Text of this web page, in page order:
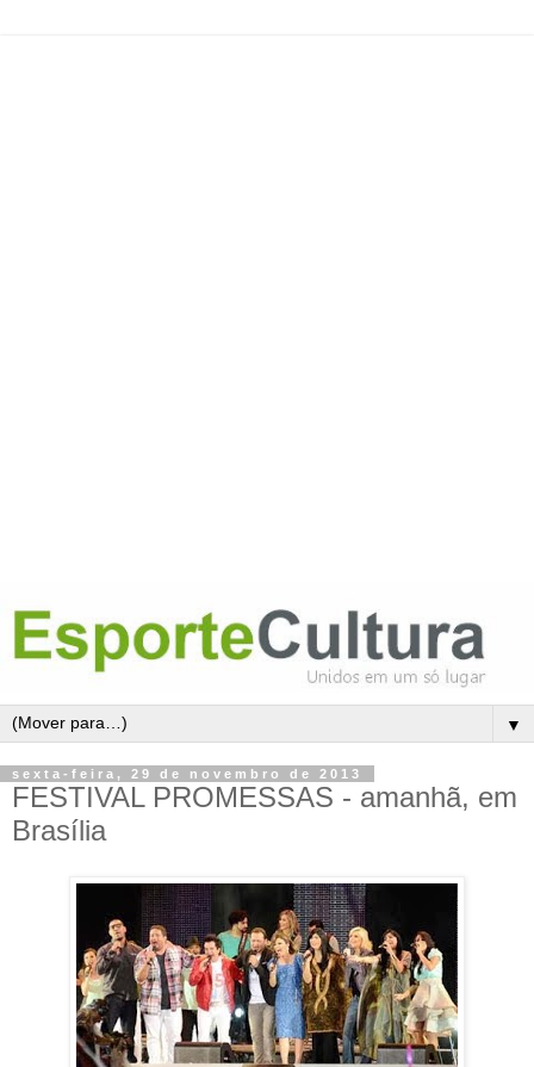
▼
sexta-feira, 29 de novembro de 2013
FESTIVAL PROMESSAS - amanhã, em
Brasília